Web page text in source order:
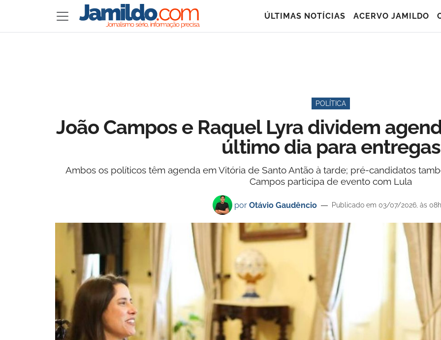
ÚLTIMAS NOTÍCIAS ACERVO JAMILDO
POLÍTICA
João Campos e Raquel Lyra dividem
último dia para entregas
Ambos os políticos têm agenda em Vitória de Santo Antão à tarde; pré-candidatos
Campos participa de evento com Lula
por Otávio Gaudêncio Publicado em 03/07/2026, às